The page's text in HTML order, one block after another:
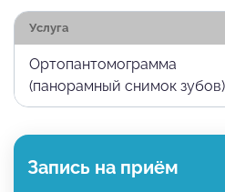
Услуга
Ортопантомограмма
(панорамный снимок зубов)
Запись на приём